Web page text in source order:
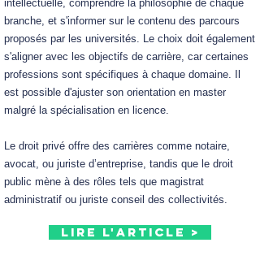
intellectuelle, comprendre la philosophie de chaque
branche, et s'informer sur le contenu des parcours
proposés par les universités. Le choix doit également
s'aligner avec les objectifs de carrière, car certaines
professions sont spécifiques à chaque domaine. Il
est possible d'ajuster son orientation en master
malgré la spécialisation en licence.
Le droit privé offre des carrières comme notaire,
avocat, ou juriste d’entreprise, tandis que le droit
public mène à des rôles tels que magistrat
administratif ou juriste conseil des collectivités.
Lire l'article >